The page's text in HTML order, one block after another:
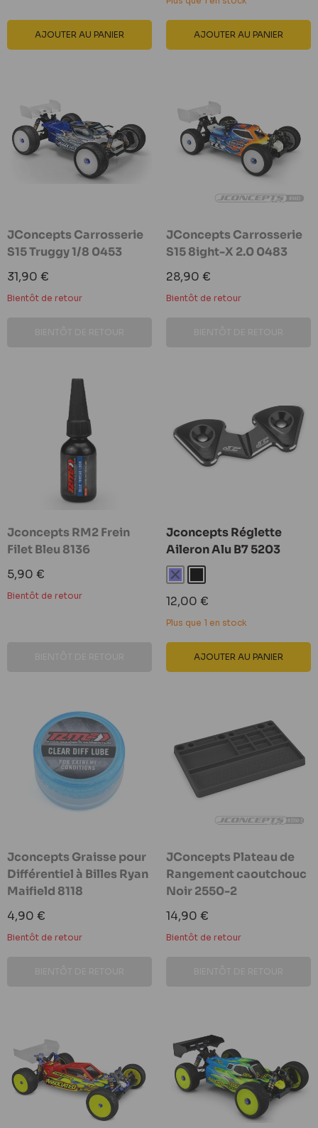
AJOUTER AU PANIER AJOUTER AU PANIER
JConcepts Carrosserie
S15 Truggy 1/8 0453
Prix
réduit
31,90 €
Bientôt de retour
JConcepts Carrosserie
S15 8ight-X 2.0 0483
Prix
réduit
28,90 €
Bientôt de retour
Jconcepts RM2 Frein
Filet Bleu 8136
Prix
réduit
5,90 €
Bientôt de retour
Jconcepts Réglette
Aileron Alu B7 5203
Bleu
Prix
réduit
12,00 €
Plus que 1 en stock
AJOUTER AU PANIER
Jconcepts Graisse pour
Différentiel à Billes Ryan
Maifield 8118
Prix
réduit
4,90 €
Bientôt de retour
JConcepts Plateau de
Rangement caoutchouc
Noir 2550-2
Prix
réduit
14,90 €
Bientôt de retour